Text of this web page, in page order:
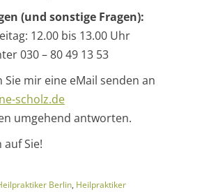
(und sonstige Fragen):
12.00 bis 13.00 Uhr
030 – 80 49 13 53
Sie mir eine eMail senden an
scholz.de
umgehend antworten.
Sie!
Berlin, Heilpraktiker